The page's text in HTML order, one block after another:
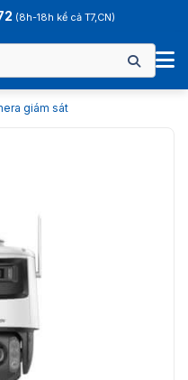
(8h-18h kể cả T7,CN)
giám sát